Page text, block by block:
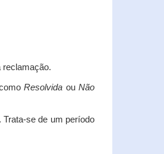
reclamação.
Resolvida ouNão
Trata-se de um período